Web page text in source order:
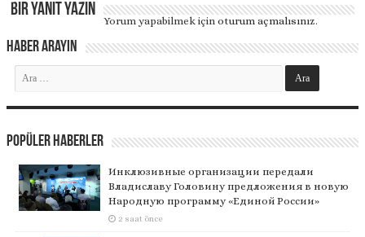
Bir yanıt yazın
Yorum yapabilmek içinoturum açmalısınız.
Haber Arayın
Popüler Haberler
Инклюзивные организации передали
Владиславу Головину предложения в новую
Народную программу «Единой России»
2 saat önce